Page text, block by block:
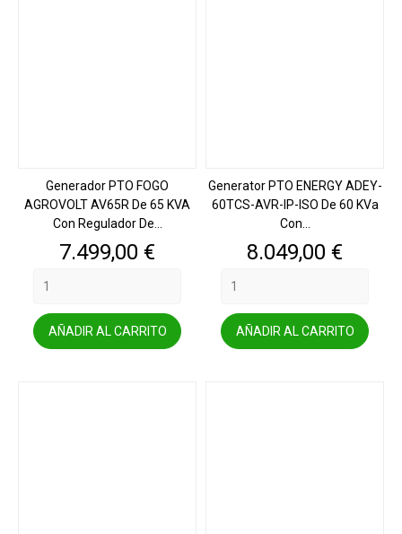
Generador PTO FOGO
AGROVOLT AV65R De 65 KVA
Con Regulador De...
Precio
7.499,00 €
AÑADIR AL CARRITO
Generator PTO ENERGY ADEY-
60TCS-AVR-IP-ISO De 60 KVa
Con...
Precio
8.049,00 €
AÑADIR AL CARRITO